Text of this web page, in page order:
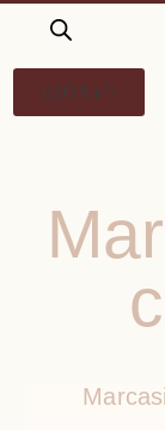
0,00 € 0